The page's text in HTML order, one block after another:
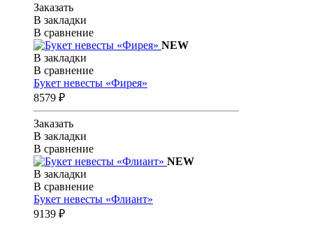
Заказать
В закладки
В сравнение
NEW
В закладки
В сравнение
Букет невесты «Фирея»
8579 ₽
Заказать
В закладки
В сравнение
NEW
В закладки
В сравнение
Букет невесты «Флиант»
9139 ₽